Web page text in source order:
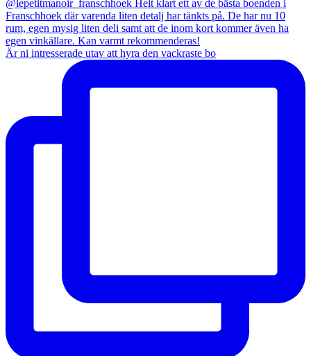
Är ni intresserade utav att hyra den vackraste bo